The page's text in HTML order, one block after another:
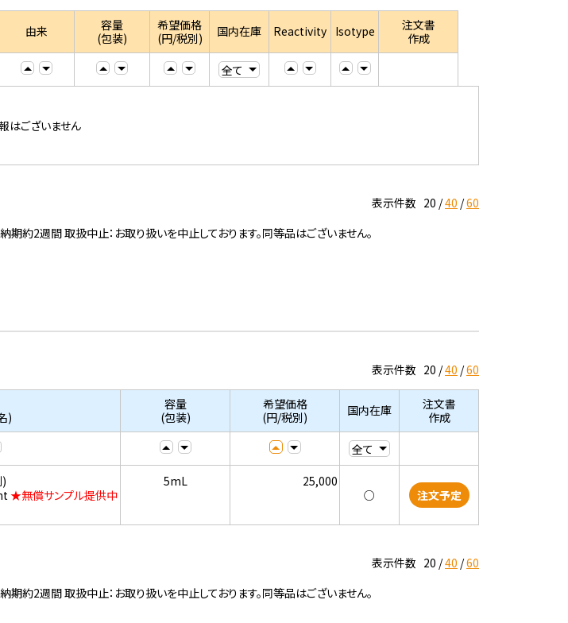
由来
容量
(包装)
希望価格
(円/税別)
国内在庫 Reactivity Isotype
注文書
作成
はございません
表示件数 20 40 60
2週間 取扱中止：お取り扱いを中止しております。同等品はございません。
表示件数 20 40 60
)
容量
(包装)
希望価格
(円/税別)
国内在庫
注文書
作成
★無償サンプル提供中
5mL
25,000
○
注文予定
表示件数 20 40 60
2週間 取扱中止：お取り扱いを中止しております。同等品はございません。